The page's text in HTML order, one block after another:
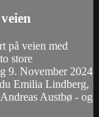
på veien med
store
9. November 2024
Emilia Lindberg,
Austbø - og